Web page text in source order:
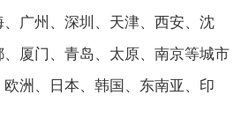
、广州、深圳、天津、西安、沈
厦门、青岛、太原、南京等城市
洲、日本、韩国、东南亚、印